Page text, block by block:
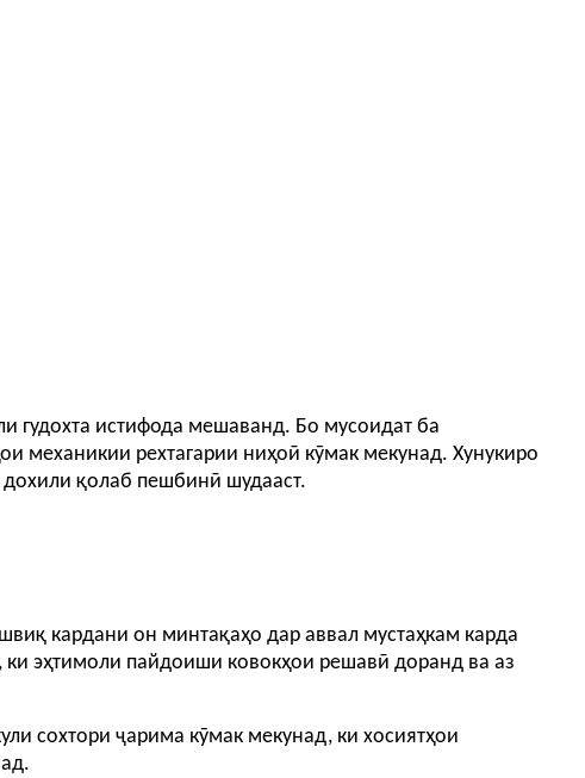
гудохта истифода мешаванд. Бо мусоидат ба
механикии рехтагарии ниҳоӣ кӯмак мекунад. Хунукиро
қолаб пешбинӣ шудааст.
кардани он минтақаҳо дар аввал мустаҳкам карда
эҳтимоли пайдоиши ковокҳои решавӣ доранд ва аз
сохтори ҷарима кӯмак мекунад, ки хосиятҳои